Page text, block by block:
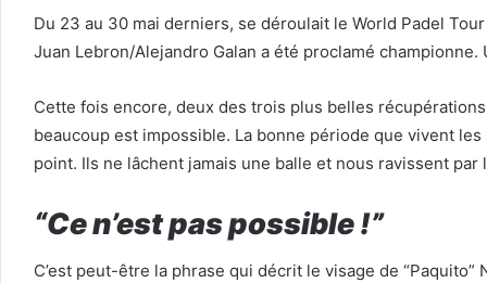
Du 23 au 30 mai derniers, se déroulait le World Padel
Juan Lebron/Alejandro Galan a été proclamé
Cette fois encore, deux des trois plus belles
beaucoup est impossible. La bonne période que vivent
point. Ils ne lâchent jamais une balle et nous ravissent par
“Ce n’est pas possible !”
C’est peut-être la phrase qui décrit le visage de